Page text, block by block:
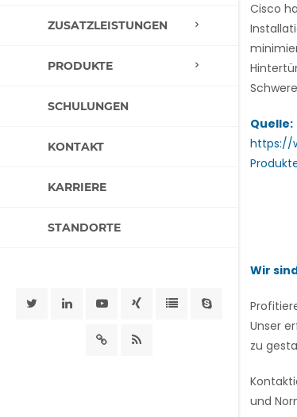
ZUSATZLEISTUNGEN
PRODUKTE
SCHULUNGEN
KONTAKT
KARRIERE
STANDORTE
Cisco
Quelle:
https://
Wir
Unser
zu
und